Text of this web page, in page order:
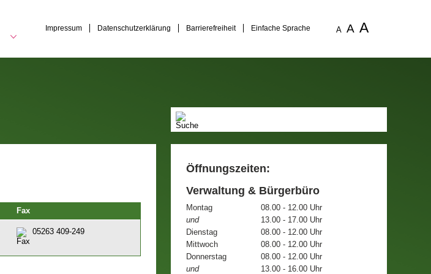
Impressum Datenschutzerklärung Barrierefreiheit Einfache Sprache A A A
Fax
05263 409-249
Öffnungszeiten:
Verwaltung & Bürgerbüro
Montag
08.00 - 12.00 Uhr
und
13.00 - 17.00 Uhr
Dienstag
08.00 - 12.00 Uhr
Mittwoch
08.00 - 12.00 Uhr
Donnerstag
08.00 - 12.00 Uhr
und
13.00 - 16.00 Uhr